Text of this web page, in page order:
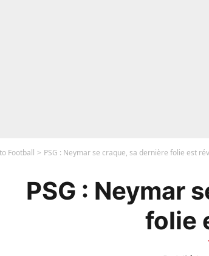
Football PSG : Neymar se craque, sa dernière folie est
PSG : Neymar
folie